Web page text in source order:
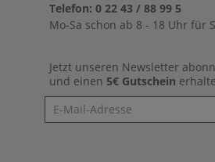
Telefon: 0 22 43 / 88 99 5
Mo-Sa schon ab 8 - 18 Uhr für
Jetzt unseren Newsletter
und einen 5€ Gutschein
Newsletter